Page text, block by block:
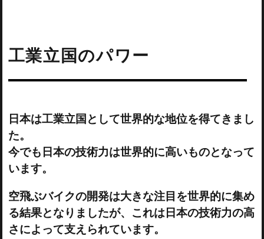
工業立国のパワー
日本は工業立国として世界的な地位を得てきまし
た。
今でも日本の技術力は世界的に高いものとなって
います。
空飛ぶバイクの開発は大きな注目を世界的に集め
る結果となりましたが、これは日本の技術力の高
さによって支えられています。